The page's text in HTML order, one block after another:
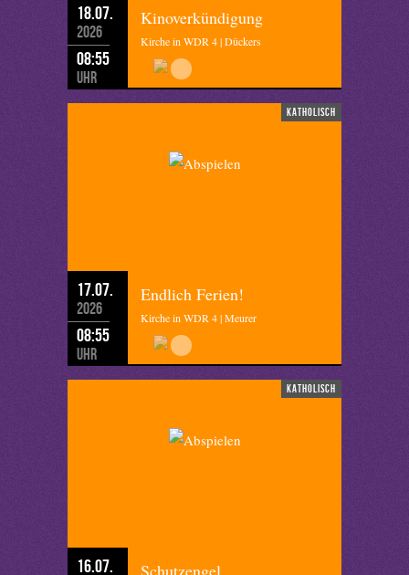
18.07.
2026
08:55
Uhr
Kinoverkündigung
Kirche in WDR 4 | Dückers
katholisch
17.07.
2026
08:55
Uhr
Endlich Ferien!
Kirche in WDR 4 | Meurer
katholisch
16.07. Schutzengel